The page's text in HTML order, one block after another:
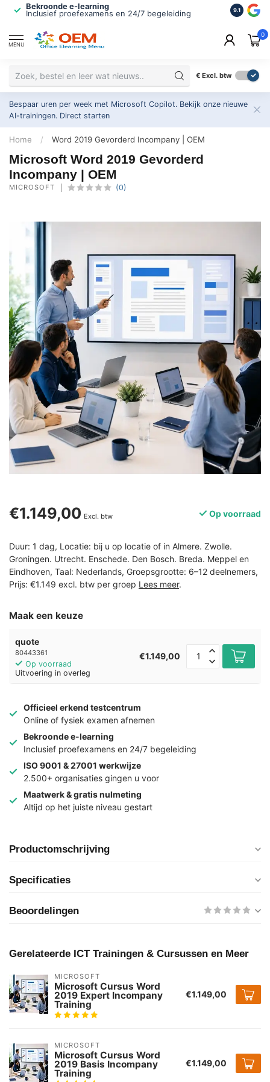
Bekroonde e-learning
Inclusief proefexamens en 24/7 begeleiding
ISO
2.500+
9.1
MENU
0
€ Excl. btw
Bespaar uren per week met Microsoft Copilot. Bekijk onze nieuwe
AI-trainingen. Direct starten
Home / Word 2019 Gevorderd Incompany | OEM
Microsoft Word 2019 Gevorderd
Incompany | OEM
MICROSOFT (0)
€1.149,00 Excl. btw Op voorraad
Duur: 1 dag, Locatie: bij u op locatie of in Almere. Zwolle.
Groningen. Utrecht. Enschede. Den Bosch. Breda. Meppel en
Eindhoven, Taal: Nederlands, Groepsgrootte: 6–12 deelnemers,
Prijs: €1.149 excl. btw per groep Lees meer.
Maak een keuze
quote
80443361
Op voorraad
Uitvoering in overleg
€1.149,00
Officieel erkend testcentrum
Online of fysiek examen afnemen
Bekroonde e-learning
Inclusief proefexamens en 24/7 begeleiding
ISO 9001 & 27001 werkwijze
2.500+ organisaties gingen u voor
Maatwerk & gratis nulmeting
Altijd op het juiste niveau gestart
Productomschrijving
Specificaties
Beoordelingen
Gerelateerde ICT Trainingen & Cursussen en Meer
MICROSOFT
Microsoft Cursus Word
2019 Expert Incompany
Training
€1.149,00
MICROSOFT
Microsoft Cursus Word
2019 Basis Incompany
Training
€1.149,00